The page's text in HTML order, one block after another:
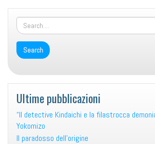
Ultime pubblicazioni
“Il detective Kindaichi e la filastrocca
Yokomizo
Il paradosso dell’origine